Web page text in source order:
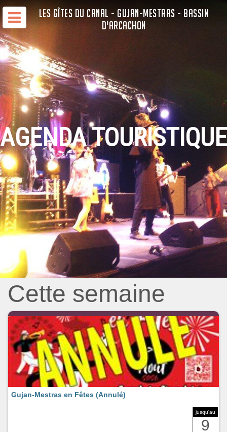
LES GÎTES DU CANAL - GUJAN-MESTRAS - BASSIN
D'ARCACHON
AGENDA TOURISTIQUE
Cette semaine
jusqu'au
9
Gujan-Mestras en Fêtes (Annulé)